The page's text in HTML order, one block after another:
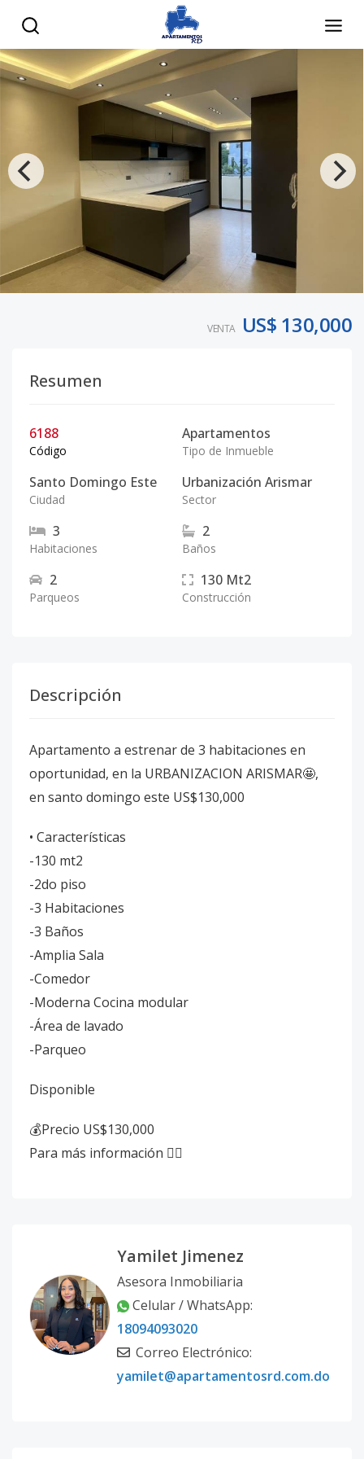
VENTA US$ 130,000
Resumen
6188
Código
Apartamentos
Tipo de Inmueble
Santo Domingo Este
Ciudad
Urbanización Arismar
Sector
3
Habitaciones
2
Baños
2
Parqueos
130 Mt2
Construcción
Descripción
Apartamento a estrenar de 3 habitaciones en
oportunidad, en la URBANIZACION ARISMAR🤩,
en santo domingo este US$130,000
• Características
-130 mt2
-2do piso
-3 Habitaciones
-3 Baños
-Amplia Sala
-Comedor
-Moderna Cocina modular
-Área de lavado
-Parqueo
Disponible
💰Precio US$130,000
Para más información 👇🏽
Yamilet Jimenez
Asesora Inmobiliaria
Celular / WhatsApp:
18094093020
Correo Electrónico:
yamilet@apartamentosrd.com.do